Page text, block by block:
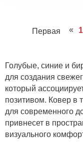
Первая « 1
Голубые, синие и
для создания
который
позитивом. Ковер в
для современного
привнесет в
визуального